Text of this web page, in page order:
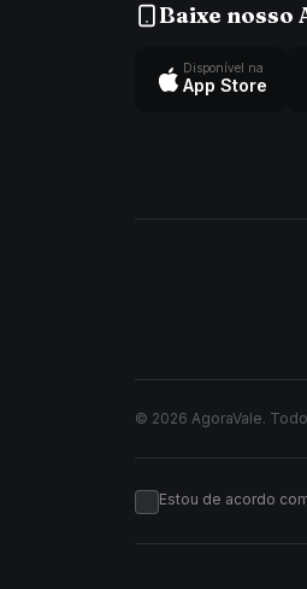
Baixe nosso
Disponível na
App Store
© 2026 AgoraVale.
Estou de acordo